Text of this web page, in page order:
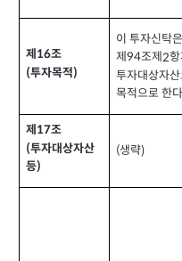
제 16조
(투자목적)
이 투자신탁
제94조제2
투자대상자
목적으로 한
제 17조
(투자대상자산
등)
(생략)